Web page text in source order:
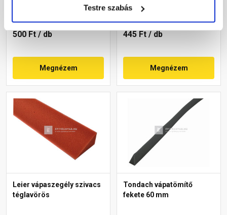
Testre szabás
500 Ft / db
Megnézem
Rendelésre
445 Ft / db
Megnézem
Leier vápaszegély szivacs
téglavörös
Tondach vápatömítő
fekete 60 mm